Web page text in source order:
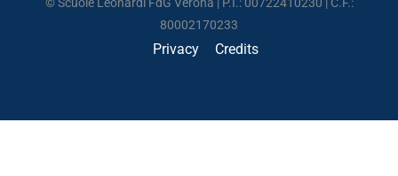
80002170233
Privacy Credits